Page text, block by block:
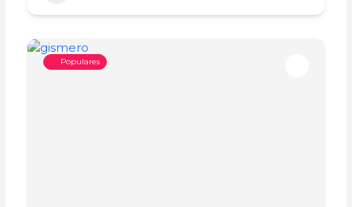
Populares